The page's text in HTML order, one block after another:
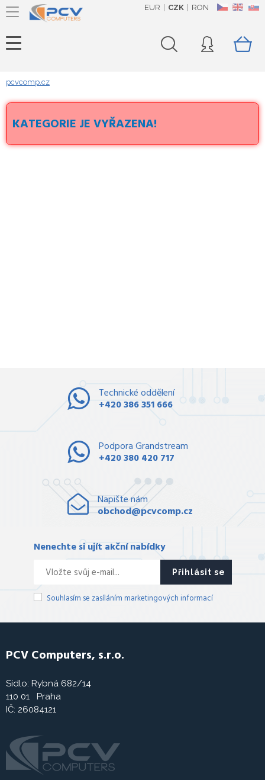
CZ EN SK
EUR CZK RON
pcvcomp.cz
KATEGORIE JE VYŘAZENA!
Technické oddělení
+420 386 351 666
Podpora Grandstream
+420 380 420 717
Napište nám
obchod@pcvcomp.cz
Nenechte si ujít akční nabídky
Přihlásit se
Souhlasím se zasíláním marketingových informací
PCV Computers, s.r.o.
Sídlo: Rybná 682/14
110 01 Praha
IČ: 26084121